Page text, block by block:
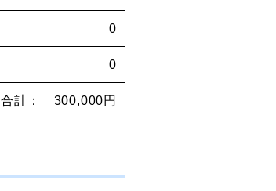
0
0
合計： 300,000円